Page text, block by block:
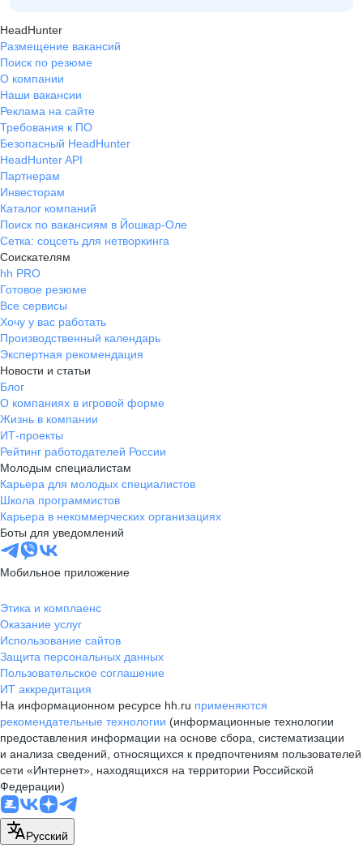
HeadHunter
Размещение вакансий
Поиск по резюме
О компании
Наши вакансии
Реклама на сайте
Требования к ПО
Безопасный HeadHunter
HeadHunter API
Партнерам
Инвесторам
Каталог компаний
Поиск по вакансиям в Йошкар-Оле
Сетка: соцсеть для нетворкинга
Соискателям
hh PRO
Готовое резюме
Все сервисы
Хочу у вас работать
Производственный календарь
Экспертная рекомендация
Новости и статьи
Блог
О компаниях в игровой форме
Жизнь в компании
ИТ-проекты
Рейтинг работодателей России
Молодым специалистам
Карьера для молодых специалистов
Школа программистов
Карьера в некоммерческих организациях
Боты для уведомлений
Мобильное приложение
Этика и комплаенс
Оказание услуг
Использование сайтов
Защита персональных данных
Пользовательское соглашение
ИТ аккредитация
На информационном ресурсе hh.ru применяются
рекомендательные технологии (информационные технологии
предоставления информации на основе сбора, систематизации
и анализа сведений, относящихся к предпочтениям пользователей
сети «Интернет», находящихся на территории Российской
Федерации)
Русский